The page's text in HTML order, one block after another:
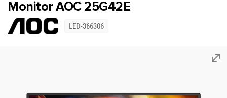
Monitor AOC 25G42E
LED-366306